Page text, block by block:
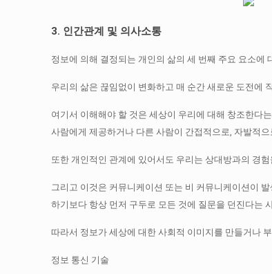
3. 인간관계 및 의사소통
정보에 의해 결정되는 개인의 삶의 세 번째 주요 요소
우리의 삶은 끊임없이 변화하고 매 순간 새로운 도전에
여기서 이해해야 할 것은 세상이 우리에 대해 창조한다
사람에게 제공하거나 다른 사람이 간접적으로, 자발적
또한 개인적인 관계에 있어서도 우리는 상대방과의 경
그리고 이것은 커뮤니케이션 또는 비 커뮤니케이션이
하기보다 항상 먼저 구두로 모든 것에 질문을 던진다는
따라서 정보가 세상에 대한 사회적 이미지를 만들거나
정보 통신 기술